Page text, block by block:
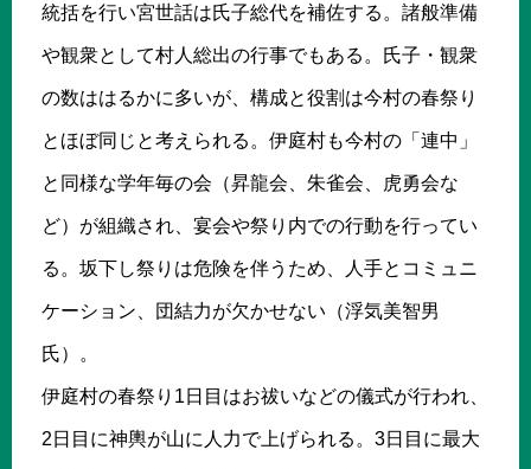
統括を行い宮世話は氏子総代を補佐する。諸般準備
や観衆として村人総出の行事でもある。氏子・観衆
の数ははるかに多いが、構成と役割は今村の春祭り
とほぼ同じと考えられる。伊庭村も今村の「連中」
と同様な学年毎の会（昇龍会、朱雀会、虎勇会な
ど）が組織され、宴会や祭り内での行動を行ってい
る。坂下し祭りは危険を伴うため、人手とコミュニ
ケーション、団結力が欠かせない（浮気美智男
氏）。
伊庭村の春祭り1日目はお祓いなどの儀式が行われ、
2日目に神輿が山に人力で上げられる。3日目に最大